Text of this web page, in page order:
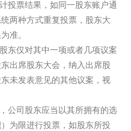
票结果，如同一股东账户通
两种方式重复投票，股东大
准。
仅对其中一项或者几项议案
出席股东大会，纳入出席股
未发表意见的其他议案，视
司股东应当以其所拥有的选
为限进行投票，如股东所投